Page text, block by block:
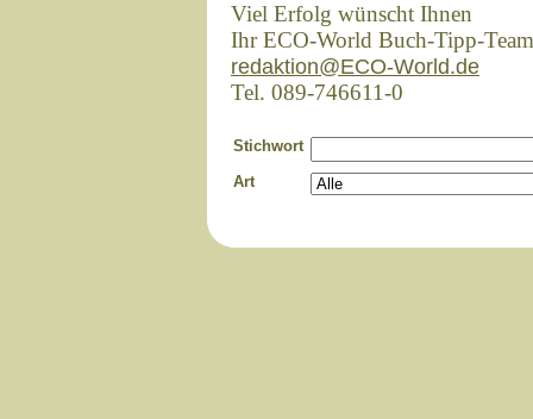
Viel Erfolg wünscht Ihnen
Ihr ECO-World Buch-Tipp-Team
redaktion@ECO-World.de
Tel. 089-746611-0
Stichwort
Art